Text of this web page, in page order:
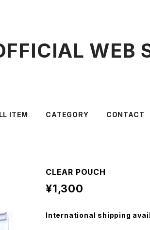
WEB
ITEM CATEGORY CONTACT
CLEAR POUCH
¥1,300
International shipping